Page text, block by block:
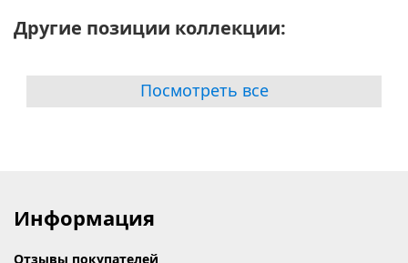
Другие позиции коллекции:
Посмотреть все
Информация
Отзывы покупателей